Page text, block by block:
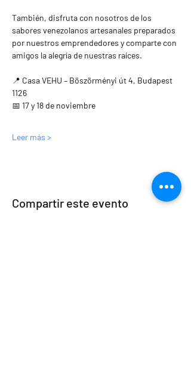
También, disfruta con nosotros de los
sabores venezolanos artesanales preparados
por nuestros emprendedores y comparte con
amigos la alegría de nuestras raíces.
📍 Casa VEHU – Böszörményi út 4, Budapest
1126
📅 17 y 18 de noviembre
Leer más >
Compartir este evento